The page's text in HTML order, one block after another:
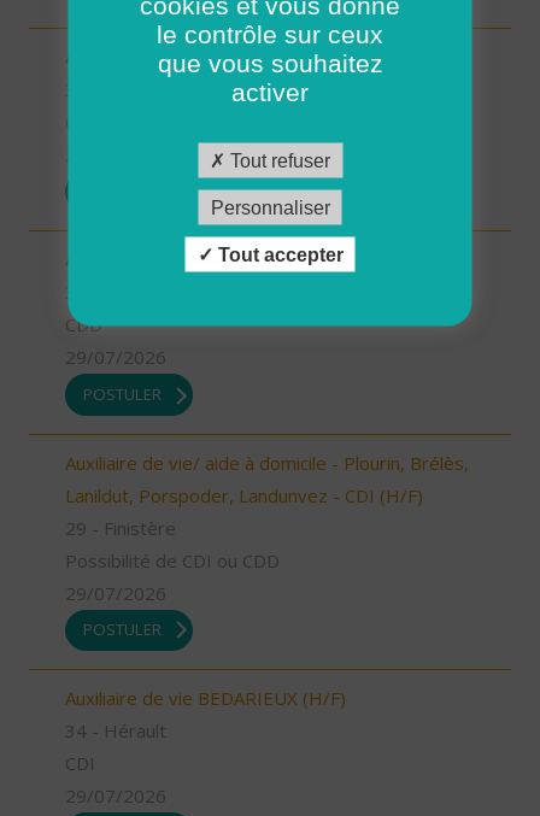
Aide à domicile SOMAILS (H/F)
Aide à domicile ST ANDRE DE SANGONIS (H/F)
CDD
29/07/2026
POSTULER
Auxiliaire de vie/ aide à domicile - Plourin, Brélès,
Lanildut, Porspoder, Landunvez - CDI (H/F)
29 - Finistère
Possibilité de CDI ou CDD
29/07/2026
POSTULER
Auxiliaire de vie BEDARIEUX (H/F)
34 - Hérault
CDI
29/07/2026
le contrôle sur ceux
que vous souhaitez
activer
Tout refuser
Personnaliser
Tout accepter